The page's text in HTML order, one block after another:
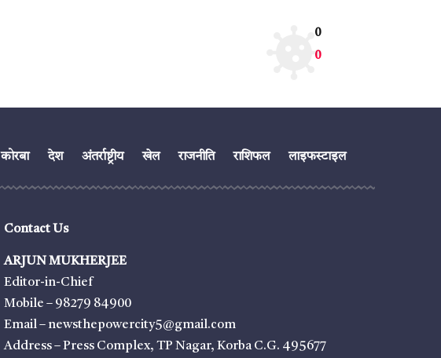
0
0
कोरबा देश अंतर्राष्ट्रीय खेल राजनीति राशिफल लाइफस्टाइल
Contact Us
ARJUN MUKHERJEE
Editor-in-Chief
Mobile – 98279 84900
Email – newsthepowercity5@gmail.com
Address – Press Complex, TP Nagar, Korba C.G. 495677